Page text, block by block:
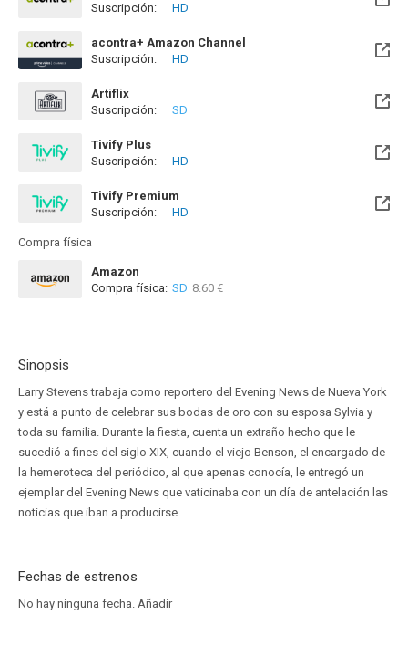
Suscripción:
HD
acontra+ Amazon Channel
Suscripción:
HD
Artiflix
Suscripción:
SD
Tivify Plus
Disponible hasta el Mié, 09 May 2029 (Quedan 2 años)
Suscripción: HD
Tivify Premium
Disponible hasta el Mié, 09 May 2029 (Quedan 2 años)
Suscripción: HD
Compra física
Amazon
Compra física: SD 8.60 €
Sinopsis
Larry Stevens trabaja como reportero del Evening News de Nueva York
y está a punto de celebrar sus bodas de oro con su esposa Sylvia y
toda su familia. Durante la fiesta, cuenta un extraño hecho que le
sucedió a fines del siglo XIX, cuando el viejo Benson, el encargado de
la hemeroteca del periódico, al que apenas conocía, le entregó un
ejemplar del Evening News que vaticinaba con un día de antelación las
noticias que iban a producirse.
Fechas de estrenos
No hay ninguna fecha. Añadir